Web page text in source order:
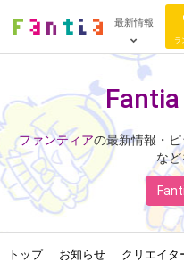
最新情報
ラ
ファンティアの最新情報・
など
トップ お知らせ クリエイタ